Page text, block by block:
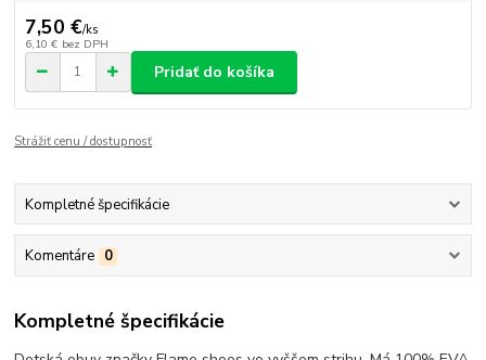
7,50 €/ks
6,10 € bez DPH
Pridať do košíka
Strážiť cenu / dostupnosť
Kompletné špecifikácie
Komentáre 0
Kompletné špecifikácie